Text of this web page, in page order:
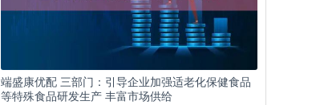
端盛康优配 三部门：引导企业加强适老化保健食品
等特殊食品研发生产 丰富市场供给